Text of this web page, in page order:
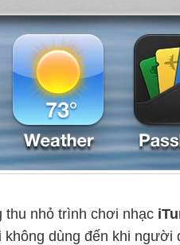
nhỏ trình chơi nhạc
dùng đến khi người